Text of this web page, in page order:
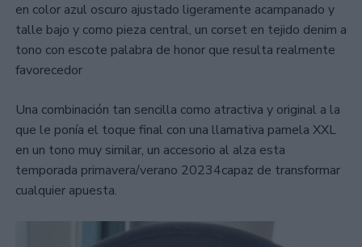
en color azul oscuro ajustado ligeramente acampanado y
talle bajo y como pieza central, un corset en tejido denim a
tono con escote palabra de honor que resulta realmente
favorecedor
Una combinación tan sencilla como atractiva y original a la
que le ponía el toque final con una llamativa pamela XXL
en un tono muy similar, un accesorio al alza esta
temporada primavera/verano 20234capaz de transformar
cualquier apuesta.